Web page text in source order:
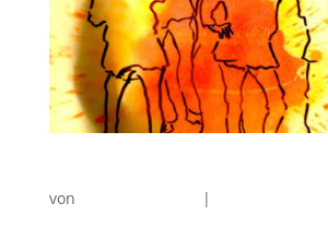
von |